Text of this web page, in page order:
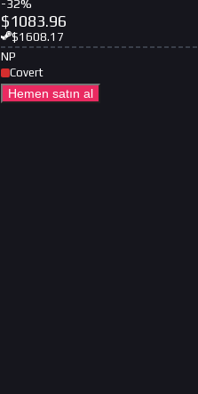
-32%
$1083.96
$1608.17
NP
Covert
Hemen satın al